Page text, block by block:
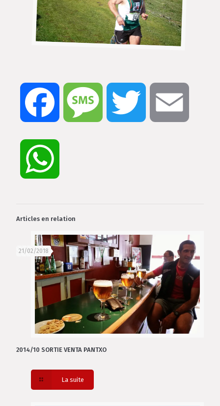
Facebook Message Twitter
Articles en relation
21/02/2018
2014/10 SORTIE VENTA PANTXO
La suite